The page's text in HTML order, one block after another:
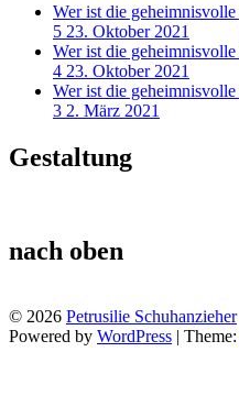
Wer ist die
5 23. Oktober 2021
Wer ist die
4 23. Oktober 2021
Wer ist die
3 2. März 2021
Gestaltung
nach oben
© 2026 Petrusilie Schuhanzieher
Powered by WordPress | Theme: